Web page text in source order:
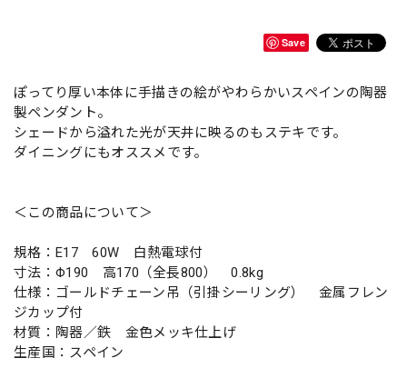
Save
ぽってり厚い本体に手描きの絵がやわらかいスペインの陶器
製ペンダント。
シェードから溢れた光が天井に映るのもステキです。
ダイニングにもオススメです。
＜この商品について＞
規格：E17 60W 白熱電球付
寸法：Φ190 高170（全長800） 0.8kg
仕様：ゴールドチェーン吊（引掛シーリング） 金属フレン
ジカップ付
材質：陶器／鉄 金色メッキ仕上げ
生産国：スペイン